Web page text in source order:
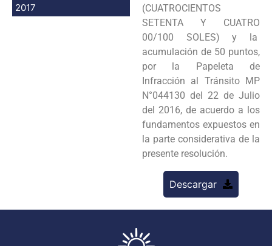
2017
(CUATROCIENTOS
SETENTA Y CUATRO
00/100 SOLES) y la
acumulación de 50 puntos,
por la Papeleta de
Infracción al Tránsito MP
N°044130 del 22 de Julio
del 2016, de acuerdo a los
fundamentos expuestos en
la parte considerativa de la
presente resolución.
Descargar